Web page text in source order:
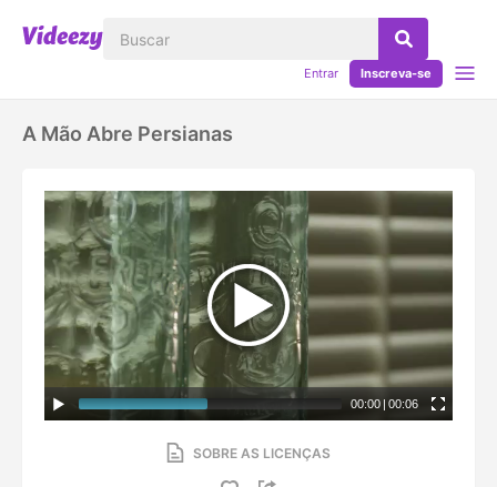
Entrar Inscreva-se
A Mão Abre Persianas
00:00 | 00:06
SOBRE AS LICENÇAS